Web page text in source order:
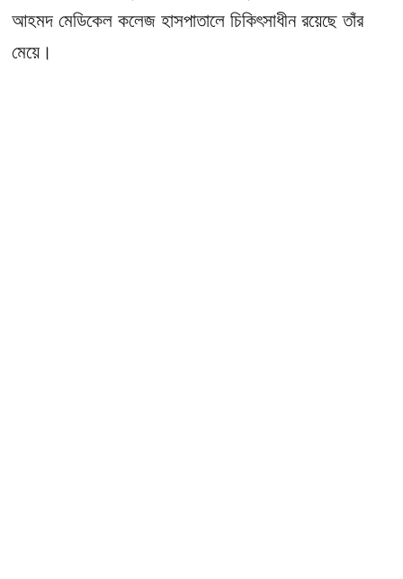
আহমদ মেডিকেল কলেজ হাসপাতালে চিকিৎসাধীন রয়েছে তাঁর
মেয়ে।